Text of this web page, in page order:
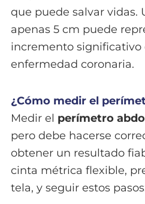
que puede salvar vidas.
apenas 5 cm puede
incremento significativo
enfermedad coronaria.
¿Cómo medir el
Medir el perímetro
pero debe hacerse
obtener un resultado
cinta métrica flexible,
tela, y seguir estos